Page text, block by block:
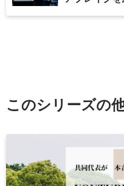
このシリーズの